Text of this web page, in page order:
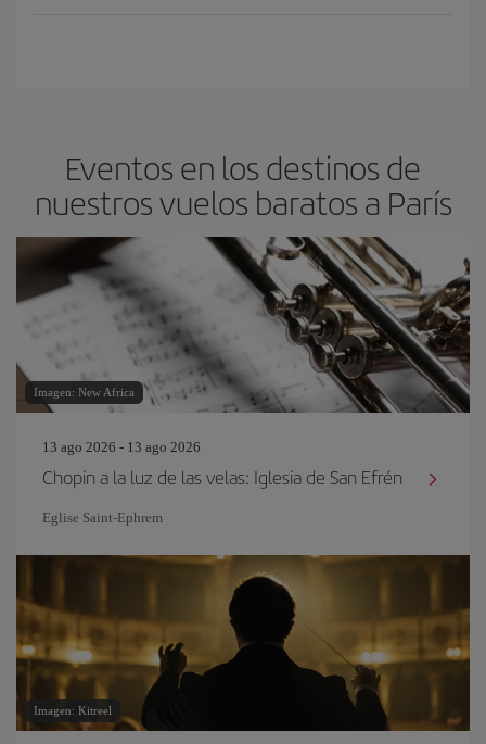
Eventos en los destinos de
nuestros vuelos baratos a París
Imagen: New Africa
13 ago 2026 - 13 ago 2026
Chopin a la luz de las velas: Iglesia de San Efrén
Eglise Saint‐Ephrem
Imagen: Kitreel